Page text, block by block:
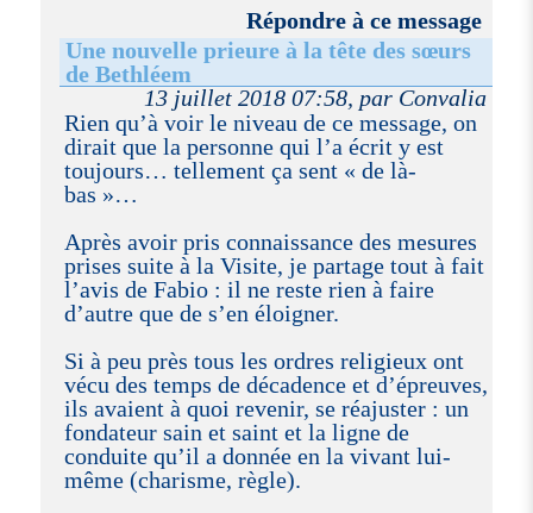
Répondre à ce message
Une nouvelle prieure à la tête des sœurs
de Bethléem
13 juillet 2018 07:58, par Convalia
Rien qu’à voir le niveau de ce message, on
dirait que la personne qui l’a écrit y est
toujours… tellement ça sent « de là-
bas »…
Après avoir pris connaissance des mesures
prises suite à la Visite, je partage tout à fait
l’avis de Fabio : il ne reste rien à faire
d’autre que de s’en éloigner.
Si à peu près tous les ordres religieux ont
vécu des temps de décadence et d’épreuves,
ils avaient à quoi revenir, se réajuster : un
fondateur sain et saint et la ligne de
conduite qu’il a donnée en la vivant lui-
même (charisme, règle).